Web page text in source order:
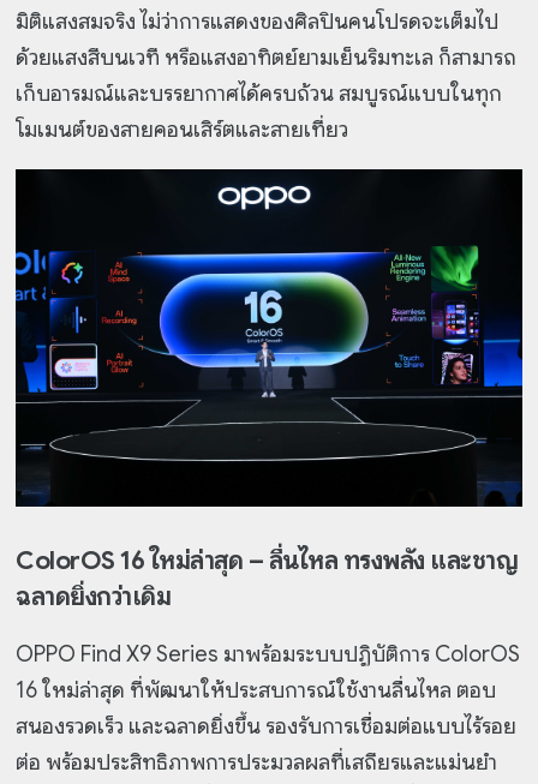
มิติแสงสมจริง ไม่ว่าการแสดงของศิลปินคนโปรดจะเต็มไป
ด้วยแสงสีบนเวที หรือแสงอาทิตย์ยามเย็นริมทะเล ก็สามารถ
เก็บอารมณ์และบรรยากาศได้ครบถ้วน สมบูรณ์แบบในทุก
โมเมนต์ของสายคอนเสิร์ตและสายเที่ยว
ColorOS 16 ใหม่ล่าสุด – ลื่นไหล ทรงพลัง และชาญ
ฉลาดยิ่งกว่าเดิม
OPPO Find X9 Series มาพร้อมระบบปฏิบัติการ ColorOS
16 ใหม่ล่าสุด ที่พัฒนาให้ประสบการณ์ใช้งานลื่นไหล ตอบ
สนองรวดเร็ว และฉลาดยิ่งขึ้น รองรับการเชื่อมต่อแบบไร้รอย
ต่อ พร้อมประสิทธิภาพการประมวลผลที่เสถียรและแม่นยำ